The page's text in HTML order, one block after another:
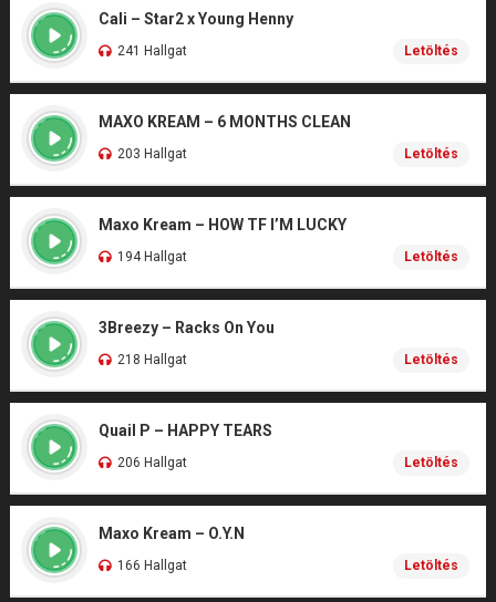
Cali – Star2 x Young Henny
241 Hallgat Letöltés
MAXO KREAM – 6 MONTHS CLEAN
203 Hallgat Letöltés
Maxo Kream – HOW TF I’M LUCKY
194 Hallgat Letöltés
3Breezy – Racks On You
218 Hallgat Letöltés
Quail P – HAPPY TEARS
206 Hallgat Letöltés
Maxo Kream – O.Y.N
166 Hallgat Letöltés